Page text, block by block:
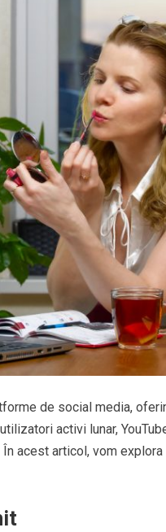
de social media,
activi lunar,
acest articol, vom